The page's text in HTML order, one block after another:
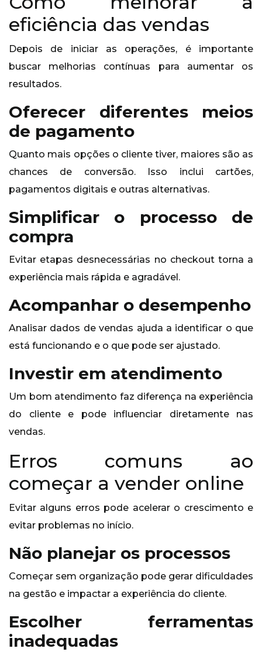
eficiência das vendas
Depois de iniciar as operações, é importante
buscar melhorias contínuas para aumentar os
resultados.
Oferecer diferentes meios
de pagamento
Quanto mais opções o cliente tiver, maiores são as
chances de conversão. Isso inclui cartões,
pagamentos digitais e outras alternativas.
Simplificar o processo de
compra
Evitar etapas desnecessárias no checkout torna a
experiência mais rápida e agradável.
Acompanhar o desempenho
Analisar dados de vendas ajuda a identificar o que
está funcionando e o que pode ser ajustado.
Investir em atendimento
Um bom atendimento faz diferença na experiência
do cliente e pode influenciar diretamente nas
vendas.
Erros comuns ao
começar a vender online
Evitar alguns erros pode acelerar o crescimento e
evitar problemas no início.
Não planejar os processos
Começar sem organização pode gerar dificuldades
na gestão e impactar a experiência do cliente.
Escolher ferramentas
inadequadas